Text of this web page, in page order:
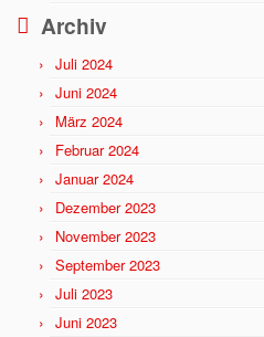
Archiv
Juli 2024
Juni 2024
März 2024
Februar 2024
Januar 2024
Dezember 2023
November 2023
September 2023
Juli 2023
Juni 2023